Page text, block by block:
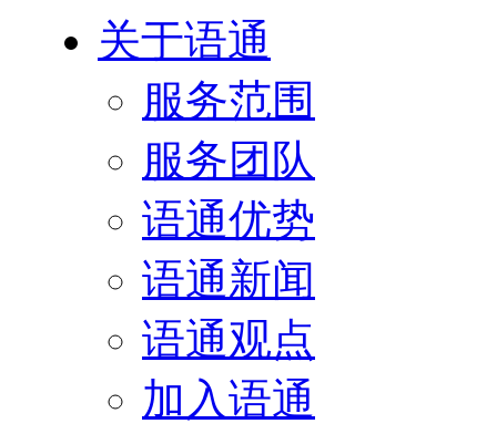
关于语通
服务范围
服务团队
语通优势
语通新闻
语通观点
加入语通